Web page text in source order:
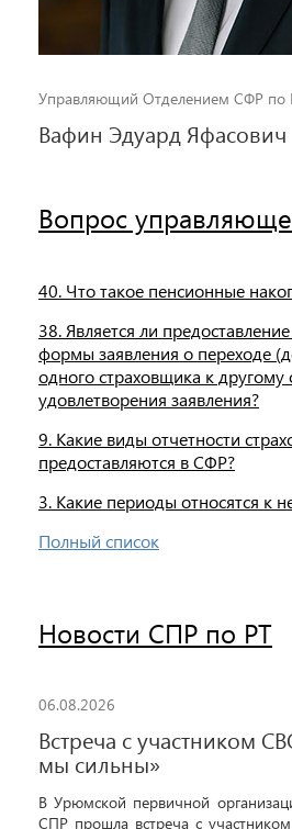
Управляющий Отделением СФР по
Вафин Эдуард Яфасович
Вопрос
40. Что такое пенсионные
38. Является ли
формы заявления о переходе
одного страховщика к другому
удовлетворения заявления?
9. Какие виды отчетности
предоставляются в СФР?
3. Какие периоды относятся к
Полный список
Новости СПР по РТ
06.08.2026
Встреча с участником
мы сильны»
В Урюмской первичной
СПР прошла встреча с